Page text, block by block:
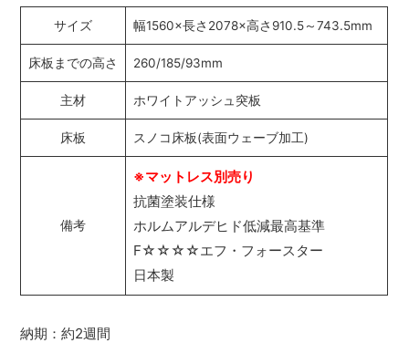
納期：約2週間
サイズ 幅1560×長さ2078×高さ910.5～743.5mm
床板までの高さ 260/185/93mm
主材 ホワイトアッシュ突板
床板 スノコ床板(表面ウェーブ加工)
備考
※マットレス別売り
抗菌塗装仕様
ホルムアルデヒド低減最高基準
F☆☆☆☆エフ・フォースター
日本製